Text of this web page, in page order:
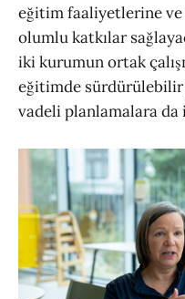
eğitim faaliyetlerine
olumlu katkılar
iki kurumun ortak
eğitimde sürdürülebilir
vadeli planlamalara da